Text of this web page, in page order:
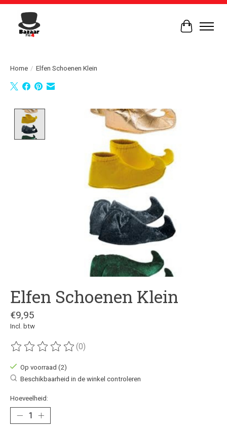
Home / Elfen Schoenen Klein
Product image slideshow Items
Elfen Schoenen Klein
€9,95
Incl. btw
De beoordeling van dit product is
(0)
Op voorraad (2)
Beschikbaarheid in de winkel controleren
Hoeveelheid: